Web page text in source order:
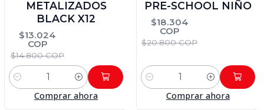
METALIZADOS
BLACK X12
$13.024
COP
$14.800 COP
Cantidad
Comprar ahora
PRE-SCHOOL NIÑO
$18.304
COP
$20.800 COP
Cantidad
Comprar ahora